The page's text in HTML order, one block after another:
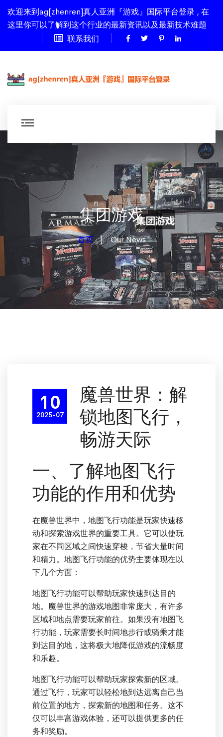
欢迎来到ag[zhenren]真人亚洲『游戏』国际平台登录 , 在
这里你可以了解到这个行业的最新资讯以及最新技术难题
联系我们
集团游戏
首页 Our News
10
2025-07
魔兽世界：解
锁地图飞行，
畅游天际
一、了解地图飞行
功能的作用和优势
在魔兽世界中，地图飞行功能是玩家快速移
动和探索游戏世界的重要工具。它可以使玩
家在不同区域之间快速穿梭，节省大量时间
和精力。地图飞行功能的优势主要体现在以
下几个方面：
地图飞行功能可以帮助玩家快速到达目的
地。魔兽世界的游戏地图非常庞大，有许多
区域和地点需要玩家前往。如果没有地图飞
行功能，玩家需要长时间地步行或骑乘才能
到达目的地，这将极大地降低游戏的流畅度
和乐趣。
地图飞行功能可以帮助玩家探索新的区域。
通过飞行，玩家可以轻松地到达远离自己当
前位置的地方，探索新的地图和任务。这不
仅可以丰富游戏体验，还可以提供更多的任
务和奖励。